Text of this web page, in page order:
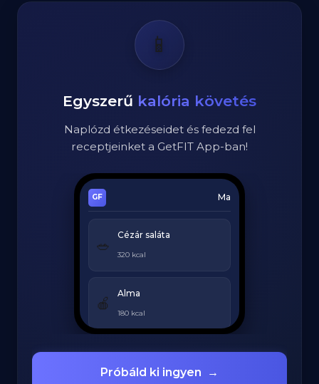
📱
Egyszerű kalória követés
Naplózd étkezéseidet és fedezd fel
receptjeinket a GetFIT App-ban!
Ma
🥗
Cézár saláta
320 kcal
🍎
Alma
180 kcal
Grillezett csirke
420 kcal
Próbáld ki ingyen →